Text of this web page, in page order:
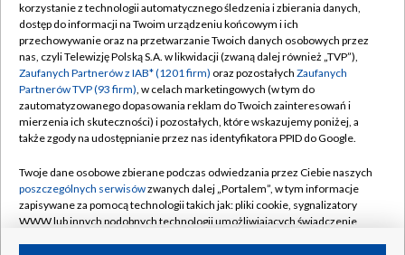
TVP
Abonament TVP
Emisja w TVP
Centrum informacji TVP
Naziemna Telewizja Cyfrowa
Rada Programowa
System NOS
Informacje o nadawcy
Regulamin TVP
Polityka prywatności
Moje zgody
Pomoc
Kontakt
Kanały
korzystanie z technologii automatycznego śledzenia i zbierania danych,
dostęp do informacji na Twoim urządzeniu końcowym i ich
przechowywanie oraz na przetwarzanie Twoich danych osobowych przez
nas, czyli Telewizję Polską S.A. w likwidacji (zwaną dalej również „TVP”),
Zaufanych Partnerów z IAB* (1201 firm) oraz pozostałych Zaufanych
Partnerów TVP (93 firm), w celach marketingowych (w tym do
zautomatyzowanego dopasowania reklam do Twoich zainteresowań i
mierzenia ich skuteczności) i pozostałych, które wskazujemy poniżej, a
także zgody na udostępnianie przez nas identyfikatora PPID do Google.
Twoje dane osobowe zbierane podczas odwiedzania przez Ciebie naszych
poszczególnych serwisówzwanych dalej „Portalem”, w tym informacje
zapisywane za pomocą technologii takich jak: pliki cookie, sygnalizatory
WWW lub innych podobnych technologii umożliwiających świadczenie